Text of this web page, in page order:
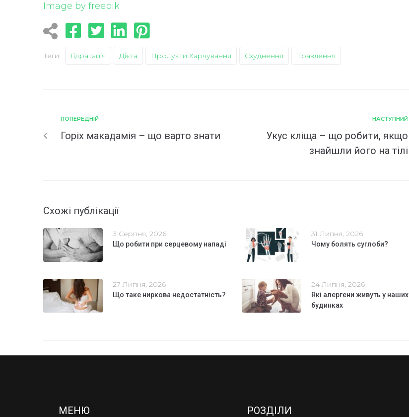
Image by freepik
Теги: Гідратація Дієта Продукти Харчування Схуднення Травлення
ПОПЕРЕДНІЙ
Горіх макадамія – що варто знати
НАСТУПНИЙ
Укус кліща – що робити, якщо
знайшли його на тілі
Схожі публікації
3 Серпня, 2026
Що робити при серцевому нападі
31 Липня, 2026
Чому болять суглоби?
27 Липня, 2026
Що таке ниркова недостатність?
24 Липня, 2026
Які алергени живуть у наших
будинках
МЕНЮ РОЗДІЛИ